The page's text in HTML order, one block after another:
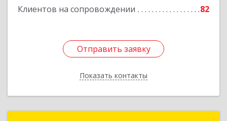
Клиентов на сопровождении 82
Отправить заявку
Показать контакты
Подробнее
Отправить заявку
Назад